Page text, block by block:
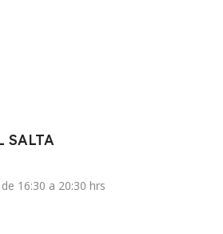
SALTA
16:30 a 20:30 hrs